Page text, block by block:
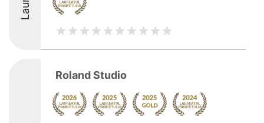
Roland Studio